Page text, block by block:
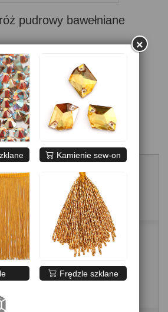
pudrowy bawełniane
bawełny z dodatkiem lycry.
warstwą cielistej elastycznej
złbrutto
×
Kamienie sew-on
Frędzle szklane